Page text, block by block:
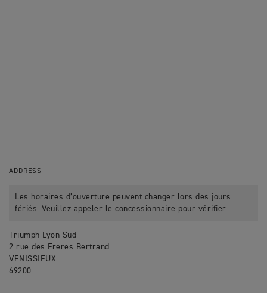
ADDRESS
Les horaires d’ouverture peuvent changer lors des jours
fériés. Veuillez appeler le concessionnaire pour vérifier.
Triumph Lyon Sud
2 rue des Freres Bertrand
VENISSIEUX
69200